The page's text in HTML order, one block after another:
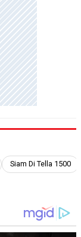
Siam Di Tella 1500